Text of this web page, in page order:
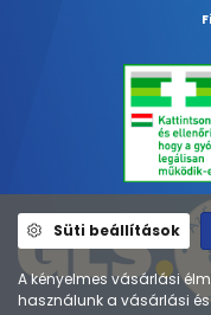
Süti beállítások
A kényelmes vásárlási
használunk a vásárlási